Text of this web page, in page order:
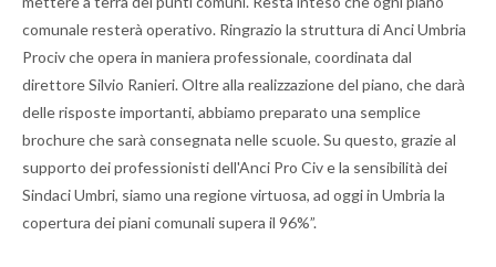
comunale resterà operativo. Ringrazio la struttura di Anci Umbria
Prociv che opera in maniera professionale, coordinata dal
direttore Silvio Ranieri. Oltre alla realizzazione del piano, che darà
delle risposte importanti, abbiamo preparato una semplice
brochure che sarà consegnata nelle scuole. Su questo, grazie al
supporto dei professionisti dell'Anci Pro Civ e la sensibilità dei
Sindaci Umbri, siamo una regione virtuosa, ad oggi in Umbria la
copertura dei piani comunali supera il 96%”.